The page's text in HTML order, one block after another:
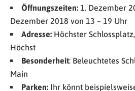
Öffnungszeiten: 1. Dezember
Dezember 2018 von 13 – 19 Uhr
Adresse: Höchster
Höchst
Besonderheit: Beleuchtetes
Main
Parken: Ihr könnt